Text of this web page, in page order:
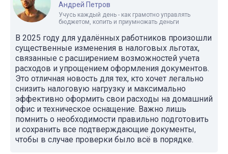
Андрей Петров
Учусь каждый день - как грамотно управлять
бюджетом, копить и приумножать деньги
В 2025 году для удалённых работников произошли
существенные изменения в налоговых льготах,
связанные с расширением возможностей учета
расходов и упрощением оформления документов.
Это отличная новость для тех, кто хочет легально
снизить налоговую нагрузку и максимально
эффективно оформить свои расходы на домашний
офис и техническое оснащение. Важно лишь
помнить о необходимости правильно подготовить
и сохранить все подтверждающие документы,
чтобы в случае проверки было всё в порядке.